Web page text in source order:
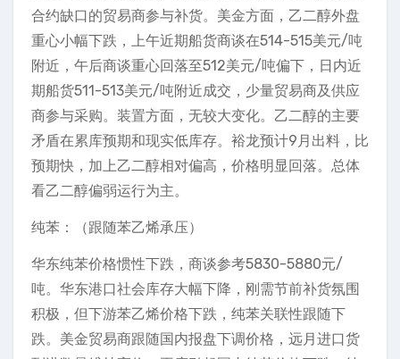
合约缺口的贸易商参与补货。美金方面，乙二醇外盘
重心小幅下跌，上午近期船货商谈在514-515美元/吨
附近，午后商谈重心回落至512美元/吨偏下，日内近
期船货511-513美元/吨附近成交，少量贸易商及供应
商参与采购。装置方面，无较大变化。乙二醇的主要
矛盾在累库预期和现实低库存。裕龙预计9月出料，比
预期快，加上乙二醇相对偏高，价格明显回落。总体
看乙二醇偏弱运行为主。
纯苯：（跟随苯乙烯承压）
华东纯苯价格惯性下跌，商谈参考5830-5880元/
吨。华东港口社会库存大幅下降，刚需节前补货氛围
积极，但下游苯乙烯价格下跌，纯苯关联性跟随下
跌。美金贸易商跟随国内报盘下调价格，远月进口货